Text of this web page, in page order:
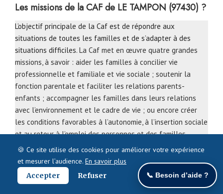
Les missions de la CAF de LE TAMPON (97430) ?
L’objectif principale de la Caf est de répondre aux
situations de toutes les familles et de s’adapter à des
situations difficiles. La Caf met en œuvre quatre grandes
missions, à savoir : aider les familles à concilier vie
professionnelle et familiale et vie sociale ; soutenir la
fonction parentale et faciliter les relations parents-
enfants ; accompagner les familles dans leurs relations
avec l’environnement et le cadre de vie ; ou encore créer
les conditions favorables à l’autonomie, à l’insertion sociale
et au retour à l’emploi des personnes et des familles.
Par ailleurs, bien qu’ayant une mission sociale, la Caf a
également et principalement une mission d’aide financière
sur de nombreux domaines tels que la naissance, la
🍪 Ce site utilise des cookies pour améliorer votre expérience
et mesurer l’audience. En savoir plus
Accepter
Refuser 📞 Besoin d’aide ?